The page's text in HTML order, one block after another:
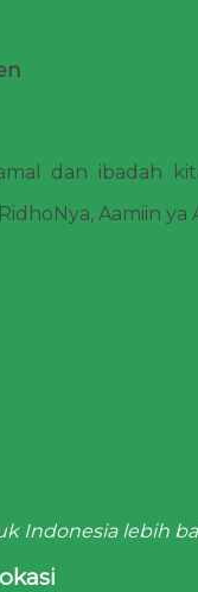
dan ibadah
Aamiin ya
Indonesia lebih